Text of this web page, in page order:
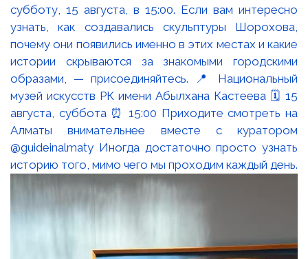
субботу, 15 августа, в 15:00. Если вам интересно
узнать, как создавались скульптуры Шорохова,
почему они появились именно в этих местах и какие
истории скрываются за знакомыми городскими
образами, — присоединяйтесь. 📍 Национальный
музей искусств РК имени Абылхана Кастеева 🗓 15
августа, суббота ⏰ 15:00 Приходите смотреть на
Алматы внимательнее вместе с куратором
@guideinalmaty Иногда достаточно просто узнать
историю того, мимо чего мы проходим каждый день.